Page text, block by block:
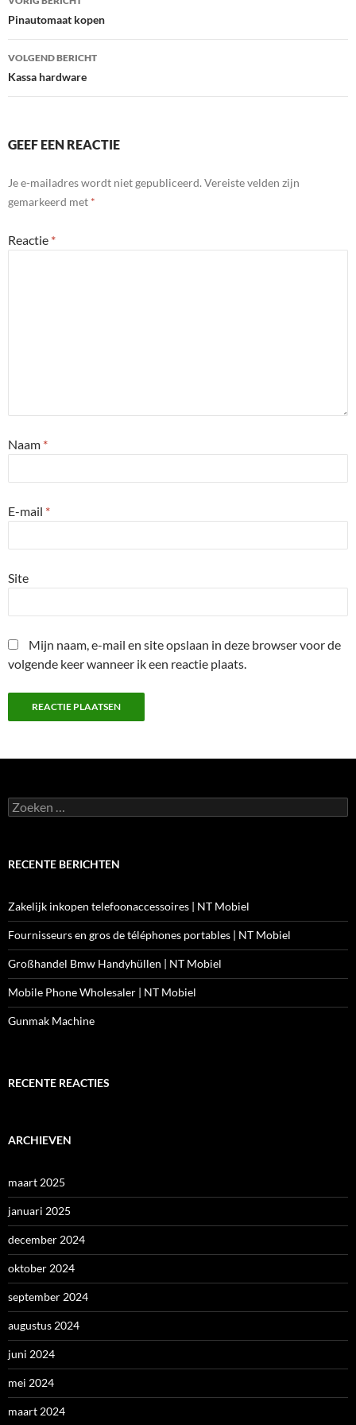
navigatie
Pinautomaat kopen
VOLGEND BERICHT
Kassa hardware
GEEF EEN REACTIE
Je e-mailadres wordt niet gepubliceerd. Vereiste velden zijn
gemarkeerd met *
Reactie *
Naam *
E-mail *
Site
Mijn naam, e-mail en site opslaan in deze browser voor de
volgende keer wanneer ik een reactie plaats.
Zoeken
naar:
RECENTE BERICHTEN
Zakelijk inkopen telefoonaccessoires | NT Mobiel
Fournisseurs en gros de téléphones portables | NT Mobiel
Großhandel Bmw Handyhüllen | NT Mobiel
Mobile Phone Wholesaler | NT Mobiel
Gunmak Machine
RECENTE REACTIES
ARCHIEVEN
maart 2025
januari 2025
december 2024
oktober 2024
september 2024
augustus 2024
juni 2024
mei 2024
maart 2024